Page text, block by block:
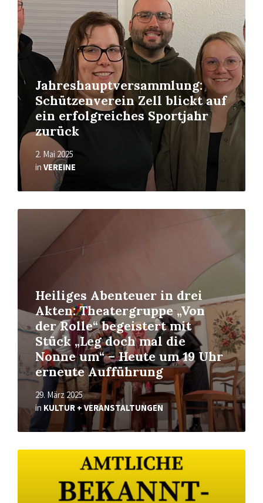
Jahreshauptversammlung:
Schützenverein Zell blickt auf
ein erfolgreiches Sportjahr
zurück
2. Mai 2025
in VEREINE
Heiliges Abenteuer in drei
Akten: Theatergruppe „Von
der Rolle“ begeistert mit
Stück „Leg doch mal die
Nonne um“ – Heute um 19 Uhr
erneute Aufführung
29. März 2025
in KULTUR + VERANSTALTUNGEN
Read
Read